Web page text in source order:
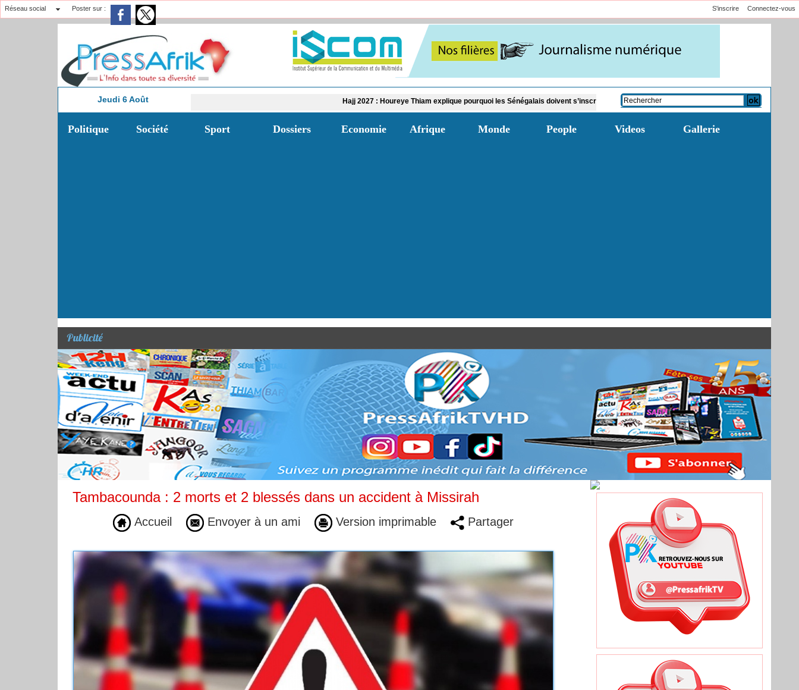
Réseau social Poster sur : Connectez-vous
S'inscrire
Jeudi 6 Août Hajj 2027 : Houreye Thiam explique pourquoi les Sénégalais doivent s’inscrire avant novembre Classement des clubs CAF 2026/27 : Le Jaraaf
Politique Société Sport Dossiers Economie Afrique Monde People Videos Gallerie
Publicité
Tambacounda : 2 morts et 2 blessés dans un accident à Missirah
Accueil Envoyer à un ami Version imprimable Partager